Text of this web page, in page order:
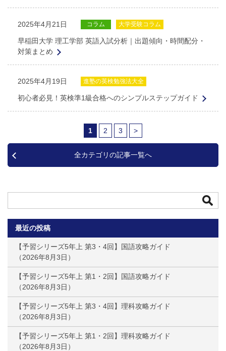
2025年4月21日 コラム 大学受験コラム
早稲田大学 理工学部 英語入試分析｜出題傾向・時間配分・
対策まとめ
2025年4月19日 進塾の英検勉強法大全
初心者必見！英検準1級合格へのシンプルステップガイド
1 2 3 >
全カテゴリの記事一覧へ
最近の投稿
【予習シリーズ5年上 第3・4回】国語攻略ガイド
2026年8月3日
【予習シリーズ5年上 第1・2回】国語攻略ガイド
2026年8月3日
【予習シリーズ5年上 第3・4回】理科攻略ガイド
2026年8月3日
【予習シリーズ5年上 第1・2回】理科攻略ガイド
2026年8月3日